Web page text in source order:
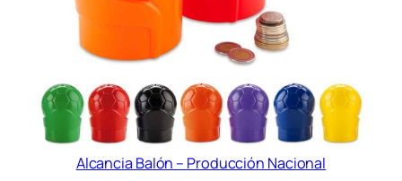
Alcancia Balón – Producción Nacional